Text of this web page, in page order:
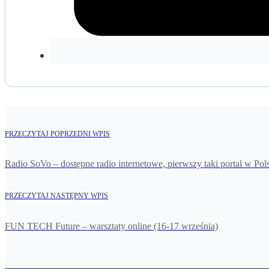
PRZECZYTAJ POPRZEDNI WPIS
Radio SoVo – dostępne radio internetowe, pierwszy taki portal w
PRZECZYTAJ NASTĘPNY WPIS
FUN TECH Future – warsztaty online (16-17 września)